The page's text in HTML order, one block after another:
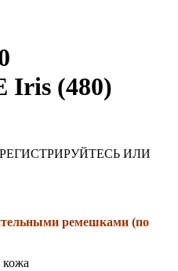
Iris (480)
ИЛИ
ремешками (по
кожа